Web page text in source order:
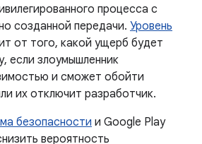
процесса с
созданной передачи. Уровень
от того, какой ущерб будет
если злоумышленник
и сможет обойти
их отключит разработчик.
безопасности и Google Play
вероятность